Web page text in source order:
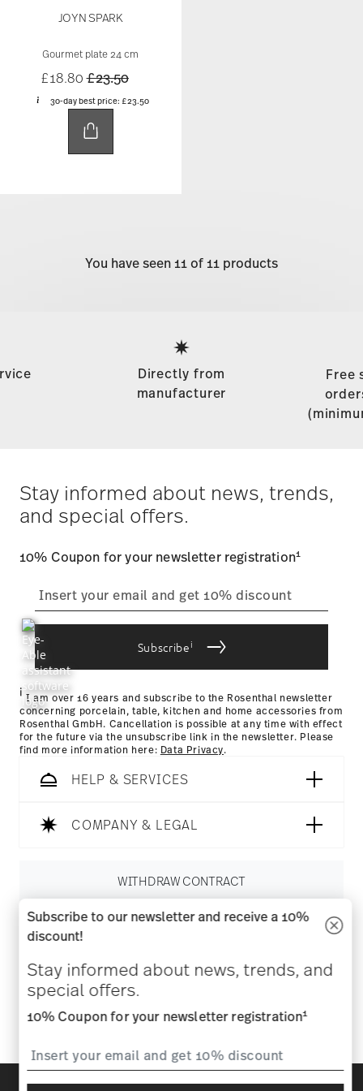
JOYN SPARK
Gourmet plate 24 cm
£18.80Price reduced from
£23.50to
30-day best price: £23.50
You have seen 11 of 11 products
Directly from
manufacturer
Free
Stay informed about news, trends,
and special offers.
10% Coupon for your newsletter registration1
Subscribei
i I am over 16 years and subscribe to the Rosenthal newsletter
concerning porcelain, table, kitchen and home accessories from
Rosenthal GmbH. Cancellation is possible at any time with effect
for the future via the unsubscribe link in the newsletter. Please
find more information here: Data Privacy.
HELP & SERVICES
COMPANY & LEGAL
WITHDRAW CONTRACT
Discover all our brands
Subscribe to our newsletter and receive a 10%
discount!
Stay informed about news, trends, and
special offers.
10% Coupon for your newsletter registration1